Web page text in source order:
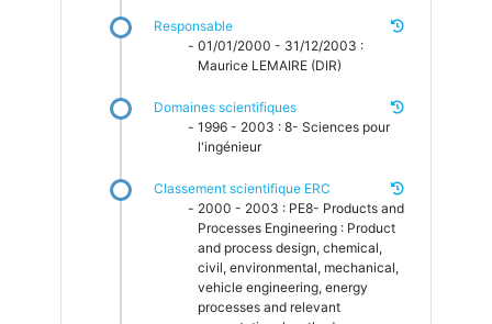
Responsable
01/01/2000 - 31/12/2003 :
Maurice LEMAIRE (DIR)
Domaines scientifiques
1996 - 2003 : 8- Sciences pour
l'ingénieur
Classement scientifique ERC
2000 - 2003 : PE8- Products and
Processes Engineering : Product
and process design, chemical,
civil, environmental, mechanical,
vehicle engineering, energy
processes and relevant